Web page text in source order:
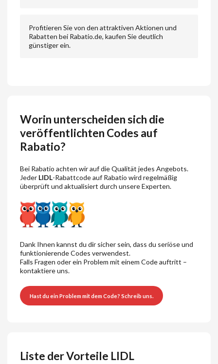
Profitieren Sie von den attraktiven Aktionen und
Rabatten bei Rabatio.de, kaufen Sie deutlich
günstiger ein.
Worin unterscheiden sich die
veröffentlichten Codes auf
Rabatio?
Bei Rabatio achten wir auf die Qualität jedes Angebots.
Jeder LIDL-Rabattcode auf Rabatio wird regelmäßig
überprüft und aktualisiert durch unsere Experten.
Dank Ihnen kannst du dir sicher sein, dass du seriöse und
funktionierende Codes verwendest.
Falls Fragen oder ein Problem mit einem Code auftritt –
kontaktiere uns.
Hast du ein Problem mit dem Code? Schreib uns.
Liste der Vorteile LIDL